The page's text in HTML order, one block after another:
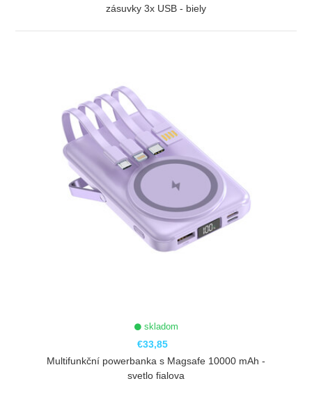
zásuvky 3x USB - biely
skladom
€33,85
Multifunkční powerbanka s Magsafe 10000 mAh -
svetlo fialova